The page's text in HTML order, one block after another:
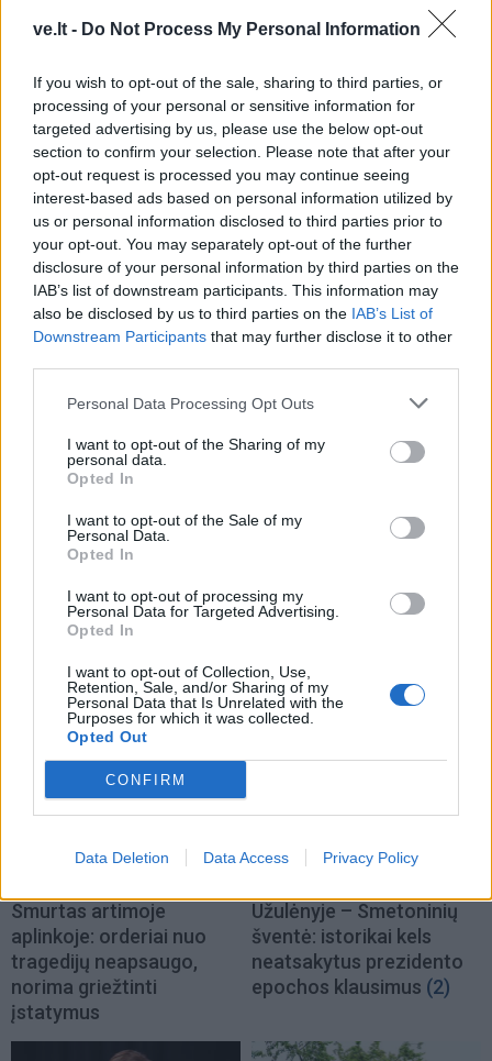
ve.lt - Do Not Process My Personal Information
If you wish to opt-out of the sale, sharing to third parties, or
processing of your personal or sensitive information for
targeted advertising by us, please use the below opt-out
section to confirm your selection. Please note that after your
opt-out request is processed you may continue seeing
interest-based ads based on personal information utilized by
us or personal information disclosed to third parties prior to
your opt-out. You may separately opt-out of the further
disclosure of your personal information by third parties on the
IAB’s list of downstream participants. This information may
also be disclosed by us to third parties on the IAB’s List of
Downstream Participants that may further disclose it to other
Personal Data Processing Opt Outs
I want to opt-out of the Sharing of my
personal data.
Opted In
I want to opt-out of the Sale of my
Personal Data.
Opted In
I want to opt-out of processing my
Personal Data for Targeted Advertising.
Opted In
I want to opt-out of Collection, Use,
Retention, Sale, and/or Sharing of my
Personal Data that Is Unrelated with the
Purposes for which it was collected.
Opted Out
CONFIRM
Data Deletion Data Access Privacy Policy
Sutinku sutaisyklėmis
This site is protected by
reCAPTCHA and the Google
Privacy Policy and
Terms of
Service apply.
TAIP PAT SKAITYKITE
Smurtas artimoje
aplinkoje: orderiai nuo
tragedijų neapsaugo,
norima griežtinti
įstatymus
Užulėnyje – Smetoninių
šventė: istorikai kels
neatsakytus prezidento
epochos klausimus (2)